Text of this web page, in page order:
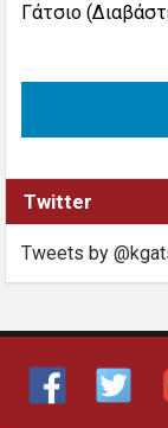
Γάτσιο
Twitter
Tweets by